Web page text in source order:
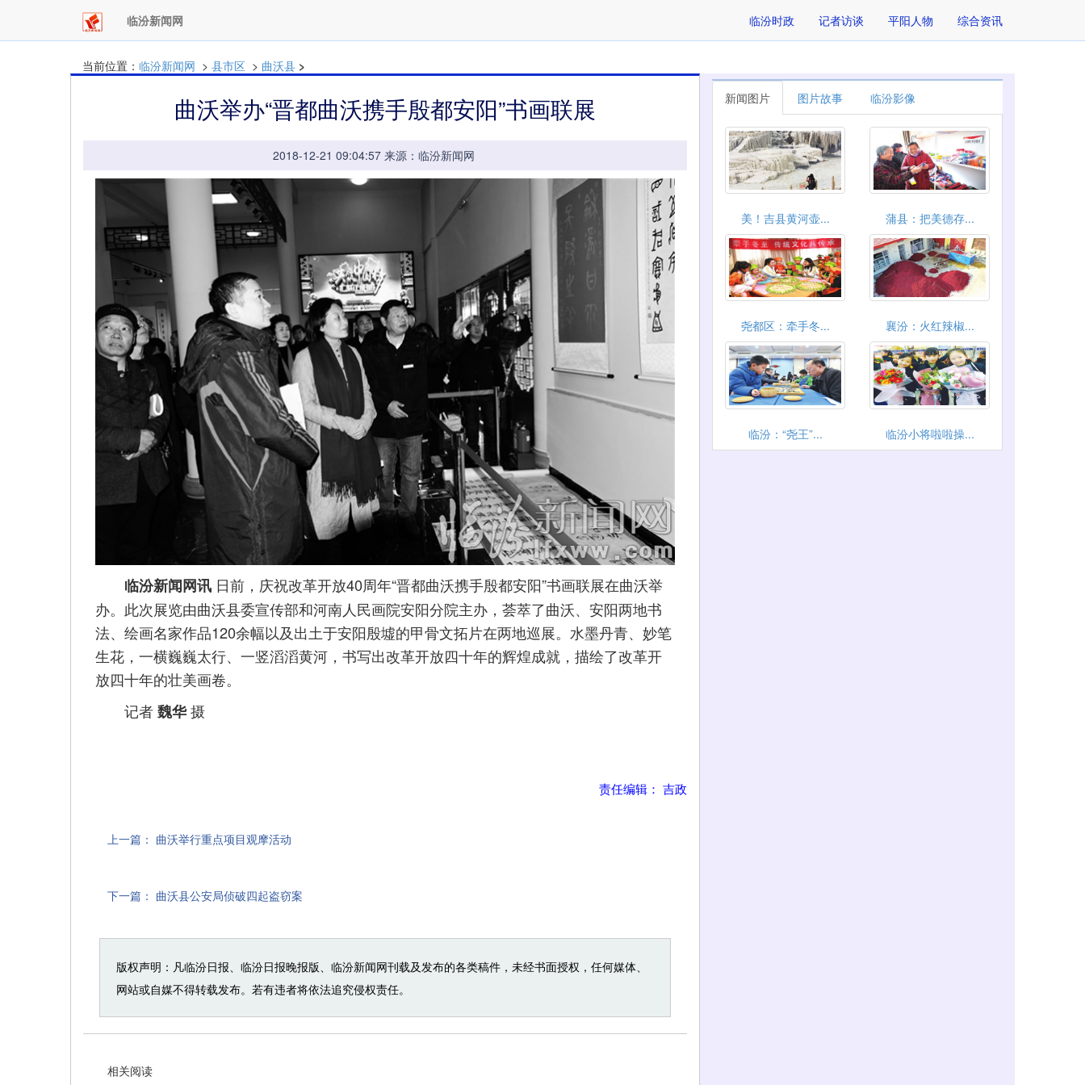
临汾新闻网 临汾时政 记者访谈 平阳人物 综合资讯
当前位置： 临汾新闻网 > 县市区 > 曲沃县 >
曲沃举办“晋都曲沃携手殷都安阳”书画联展
2018-12-21 09:04:57 来源：临汾新闻网
临汾新闻网讯 日前，庆祝改革开放40周年“晋都曲沃携手殷都安阳”书画联展在曲沃举
办。此次展览由曲沃县委宣传部和河南人民画院安阳分院主办，荟萃了曲沃、安阳两地书
法、绘画名家作品120余幅以及出土于安阳殷墟的甲骨文拓片在两地巡展。水墨丹青、妙笔
生花，一横巍巍太行、一竖滔滔黄河，书写出改革开放四十年的辉煌成就，描绘了改革开
放四十年的壮美画卷。
记者魏华摄
责任编辑： 吉政
上一篇： 曲沃举行重点项目观摩活动
下一篇： 曲沃县公安局侦破四起盗窃案
版权声明：凡临汾日报、临汾日报晚报版、临汾新闻网刊载及发布的各类稿件，未经书面授权，任何媒体、
网站或自媒不得转载发布。若有违者将依法追究侵权责任。
相关阅读
新闻图片 图片故事 临汾影像
美！吉县黄河壶... 蒲县：把美德存...
尧都区：牵手冬... 襄汾：火红辣椒...
临汾：“尧王”... 临汾小将啦啦操...